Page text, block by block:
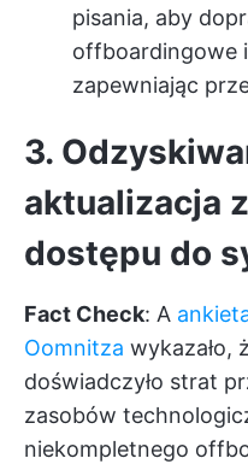
pisania, aby
offboardingowe
zapewniając
3.
aktualizacja
dostępu do
Fact Check: A
Oomnitza wykazało,
doświadczyło strat
zasobów
niekompletnego